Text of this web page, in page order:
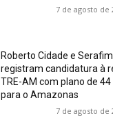
7 de agosto de
Roberto Cidade e
registram candidatura à
TRE-AM com plano de
para o Amazonas
7 de agosto de